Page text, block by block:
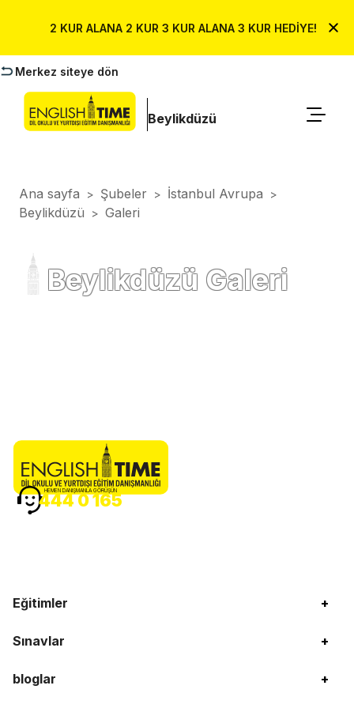
2 KUR ALANA 2 KUR 3 KUR ALANA 3 KUR HEDİYE!
Merkez siteye dön
Beylikdüzü
Ana sayfa > Şubeler > İstanbul Avrupa >
Beylikdüzü > Galeri
Beylikdüzü Galeri
Eğitimler +
Sınavlar +
bloglar +
HEMEN DANIŞMANLA GÖRÜŞÜN
444 0 165